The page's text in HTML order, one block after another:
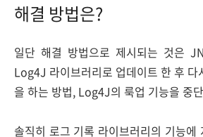
해결 방법은?
일단 해결 방법으로 제시되는 것은
Log4J 라이브러리로 업데이트 한 후 다
을 하는 방법, Log4J의 룩업 기능을 중
솔직히 로그 기록 라이브러리의 기능에